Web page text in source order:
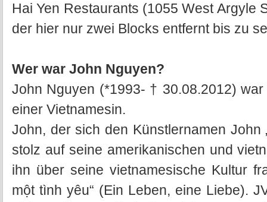
Hai Yen Restaurants (1055 West Argyle
der hier nur zwei Blocks entfernt bis zu
Wer war John Nguyen?
John Nguyen (*1993- † 30.08.2012)
einer Vietnamesin.
John, der sich den Künstlernamen John
stolz auf seine amerikanischen und
ihn über seine vietnamesische Kultur
một tình yêu“ (Ein Leben, eine Liebe).